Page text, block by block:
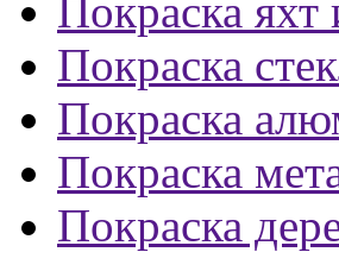
Покраска яхт
Покраска
Покраска
Покраска
Покраска